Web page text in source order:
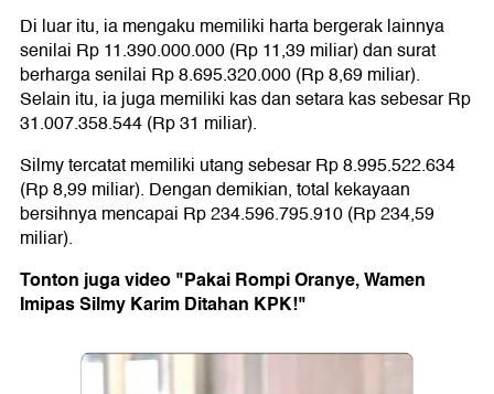
Di luar itu, ia mengaku memiliki harta bergerak lainnya
senilai Rp 11.390.000.000 (Rp 11,39 miliar) dan surat
berharga senilai Rp 8.695.320.000 (Rp 8,69 miliar).
Selain itu, ia juga memiliki kas dan setara kas sebesar Rp
31.007.358.544 (Rp 31 miliar).
Silmy tercatat memiliki utang sebesar Rp 8.995.522.634
(Rp 8,99 miliar). Dengan demikian, total kekayaan
bersihnya mencapai Rp 234.596.795.910 (Rp 234,59
miliar).
Tonton juga video "Pakai Rompi Oranye, Wamen
Imipas Silmy Karim Ditahan KPK!"